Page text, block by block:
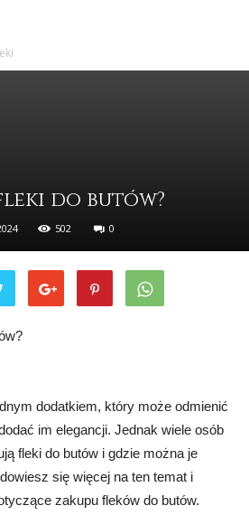
do butów?
502 0
dodatkiem, który może odmienić
im elegancji. Jednak wiele osób
fleki do butów i gdzie można je
się więcej na ten temat i
zakupu fleków do butów.